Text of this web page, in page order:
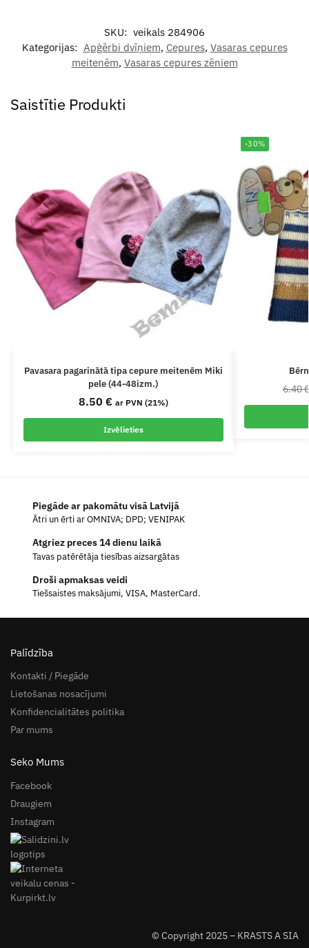
SKU: veikals 284906
Kategorijas: Apģērbi dvīņiem, Cepures, Vasaras cepures
meitenēm, Vasaras cepures zēniem
Saistītie Produkti
Pavasara pagarinātā tipa cepure meitenēm Miki
pele (44-48izm.)
8.50 € ar PVN (21%)
Izvēlieties
-30%
6.40
Piegāde ar pakomātu visā Latvijā
Ātri un ērti ar OMNIVA; DPD; VENIPAK
Atgriez preces 14 dienu laikā
Tavas patērētāja tiesības aizsargātas
Droši apmaksas veidi
Tiešsaistes maksājumi, VISA, MasterCard.
Palīdzība
Kontakti / Piegāde
Lietošanas nosacījumi
Konfidencialitātes politika
Par mums
Seko Mums
Facebook
Draugiem
Instagram
© Copyright 2025 – KRASTS A SIA